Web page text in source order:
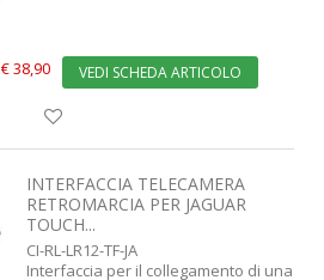
€ 38,90 VEDI SCHEDA ARTICOLO
INTERFACCIA TELECAMERA
RETROMARCIA PER JAGUAR
TOUCH...
CI-RL-LR12-TF-JA
Interfaccia per il collegamento di una